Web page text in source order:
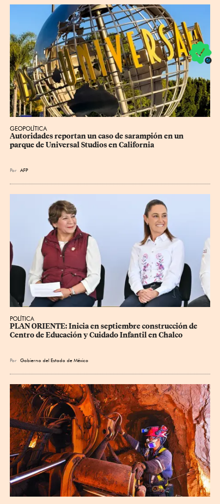
GEOPOLÍTICA
Autoridades reportan un caso de sarampión en un
parque de Universal Studios en California
Por AFP
POLÍTICA
PLAN ORIENTE: Inicia en septiembre construcción de
Centro de Educación y Cuidado Infantil en Chalco
Por Gobierno del Estado de México